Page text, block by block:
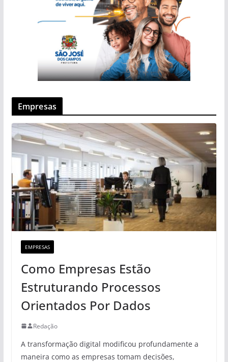
Empresas
EMPRESAS
Como Empresas Estão
Estruturando Processos
Orientados Por Dados
Redação
A transformação digital modificou profundamente a
maneira como as empresas tomam decisões,